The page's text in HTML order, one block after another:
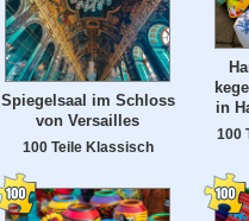
Spiegelsaal im Schloss
von Versailles
100 Teile Klassisch
in
100